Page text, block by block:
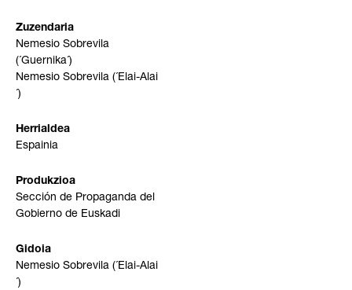
Zuzendaria
Nemesio Sobrevila
(´Guernika´)
Nemesio Sobrevila (´Elai-Alai
´)
Herrialdea
Espainia
Produkzioa
Sección de Propaganda del
Gobierno de Euskadi
Gidoia
Nemesio Sobrevila (´Elai-Alai
´)